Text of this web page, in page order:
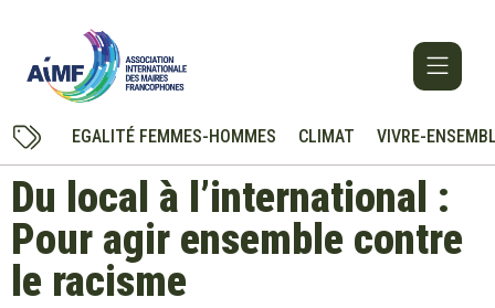
EGALITÉ FEMMES-HOMMES CLIMAT VIVRE-
Du local à l’international :
Pour agir ensemble contre
le racisme